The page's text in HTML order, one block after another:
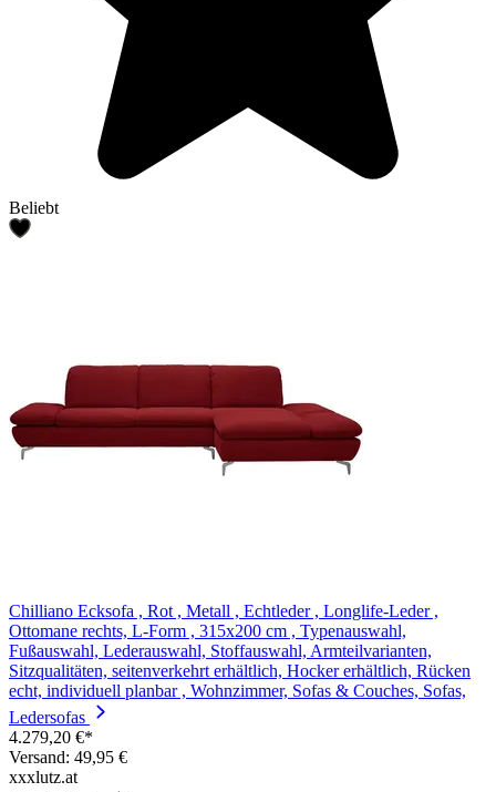
Beliebt
Chilliano Ecksofa , Rot , Metall , Echtleder , Longlife-Leder ,
Ottomane rechts, L-Form , 315x200 cm , Typenauswahl,
Fußauswahl, Lederauswahl, Stoffauswahl, Armteilvarianten,
Sitzqualitäten, seitenverkehrt erhältlich, Hocker erhältlich, Rücken
echt, individuell planbar , Wohnzimmer, Sofas & Couches, Sofas,
Ledersofas
4.279,20 €*
Versand: 49,95 €
xxxlutz.at